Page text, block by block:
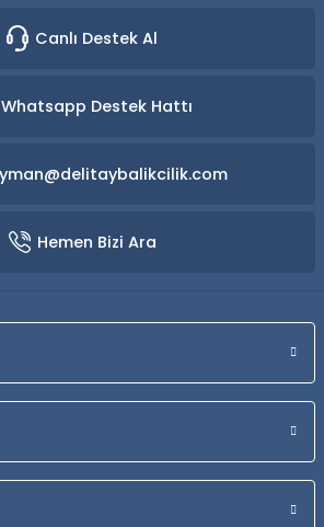
Canlı Destek Al
Whatsapp Destek Hattı
Hemen Bizi Ara